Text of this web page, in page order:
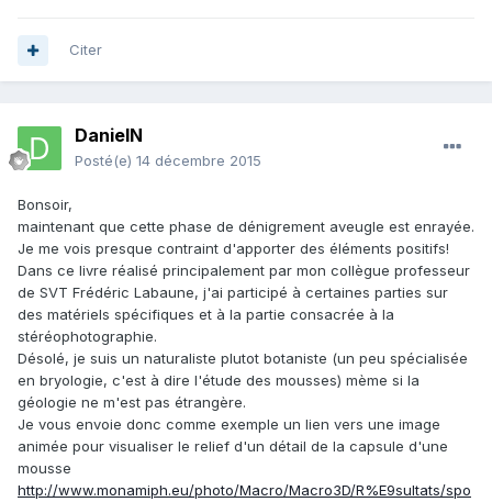
Citer
DanielN
Posté(e) 14 décembre 2015
Bonsoir,
maintenant que cette phase de dénigrement aveugle est enrayée.
Je me vois presque contraint d'apporter des éléments positifs!
Dans ce livre réalisé principalement par mon collègue professeur
de SVT Frédéric Labaune, j'ai participé à certaines parties sur
des matériels spécifiques et à la partie consacrée à la
stéréophotographie.
Désolé, je suis un naturaliste plutot botaniste (un peu spécialisée
en bryologie, c'est à dire l'étude des mousses) mème si la
géologie ne m'est pas étrangère.
Je vous envoie donc comme exemple un lien vers une image
animée pour visualiser le relief d'un détail de la capsule d'une
mousse
http://www.monamiph.eu/photo/Macro/Macro3D/R%E9sultats/spo